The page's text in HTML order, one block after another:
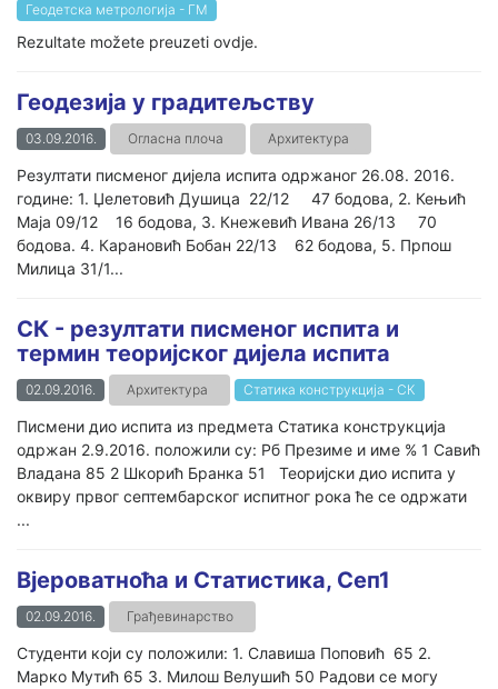
Геодетска метрологија - ГМ
Rezultate možete preuzeti ovdje.
Геодезија у градитељству
03.09.2016. Огласна плоча Архитектура
Резултати писменог дијела испита одржаног 26.08. 2016.
године: 1. Џелетовић Душица 22/12 47 бодова, 2. Кењић
Маја 09/12 16 бодова, 3. Кнежевић Ивана 26/13 70
бодова. 4. Карановић Бобан 22/13 62 бодова, 5. Прпош
Милица 31/1...
СК - резултати писменог испита и
термин теоријског дијела испита
02.09.2016. Архитектура Статика конструкција - СК
Писмени дио испита из предмета Статика конструкција
одржан 2.9.2016. положили су: Рб Презиме и име % 1 Савић
Владана 85 2 Шкорић Бранка 51 Теоријски дио испита у
оквиру првог септембарског испитног рока ће се одржати
...
Вјероватноћа и Статистика, Сеп1
02.09.2016. Грађевинарство
Студенти који су положили: 1. Славиша Поповић 65 2.
Марко Мутић 65 3. Милош Велушић 50 Радови се могу